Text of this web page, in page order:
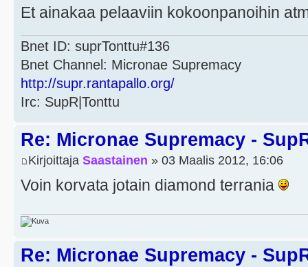
Et ainakaa pelaaviin kokoonpanoihin
Bnet ID: suprTonttu#136
Bnet Channel: Micronae Supremacy
http://supr.rantapallo.org/
Irc: SupR|Tonttu
Re: Micronae Supremacy -
Kirjoittaja Saastainen » 03 Maalis 2012, 16:06
Voin korvata jotain diamond terrania
Re: Micronae Supremacy -